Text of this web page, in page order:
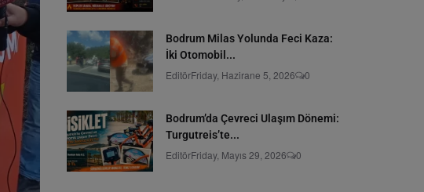
Bodrum Milas Yolunda Feci Kaza:
İki Otomobil...
EditörFriday, Hazirane 5, 2026 0
Bodrum’da Çevreci Ulaşım Dönemi:
Turgutreis’te...
EditörFriday, Mayıs 29, 2026 0